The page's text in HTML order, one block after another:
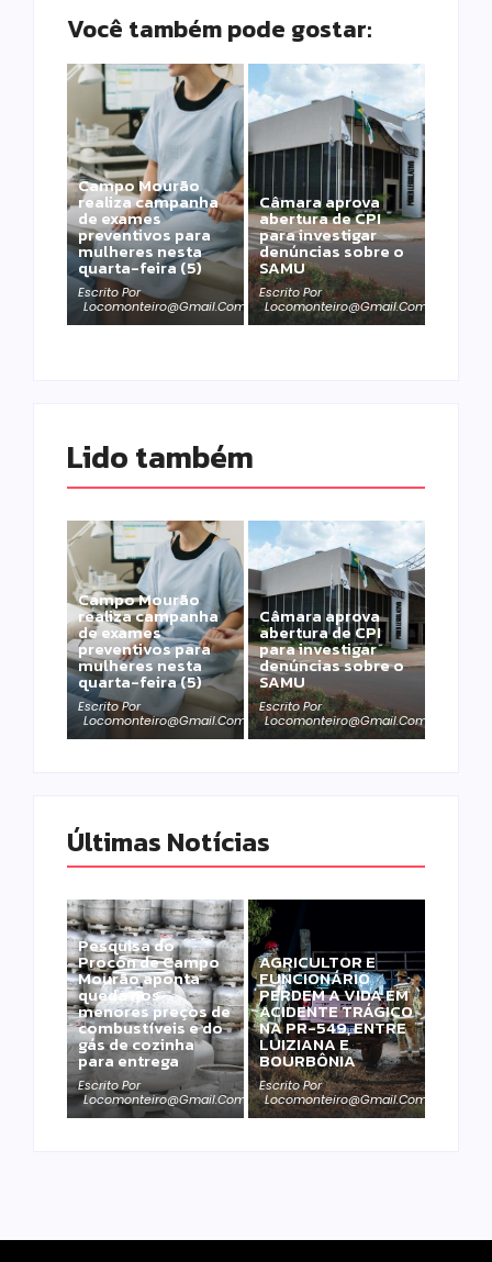
Você também pode gostar:
Campo Mourão
realiza campanha
de exames
preventivos para
mulheres nesta
quarta-feira (5)
Escrito Por
Locomonteiro@gmail.com
Câmara aprova
abertura de CPI
para investigar
denúncias sobre o
SAMU
Escrito Por
Locomonteiro@gmail.com
Lido também
Campo Mourão
realiza campanha
de exames
preventivos para
mulheres nesta
quarta-feira (5)
Escrito Por
Locomonteiro@gmail.com
Câmara aprova
abertura de CPI
para investigar
denúncias sobre o
SAMU
Escrito Por
Locomonteiro@gmail.com
Últimas Notícias
Pesquisa do
Procon de Campo
Mourão aponta
queda nos
menores preços de
combustíveis e do
gás de cozinha
para entrega
Escrito Por
Locomonteiro@gmail.com
AGRICULTOR E
FUNCIONÁRIO
PERDEM A VIDA EM
ACIDENTE TRÁGICO
NA PR-549, ENTRE
LUIZIANA E
BOURBÔNIA
Escrito Por
Locomonteiro@gmail.com